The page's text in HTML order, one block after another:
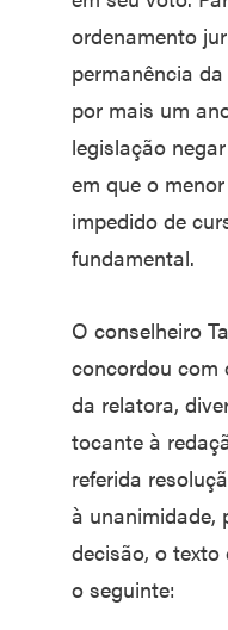
ordenamento
permanência
por mais um
legislação
em que o
impedido de
fundamental.
O conselheiro
concordou com
da relatora,
tocante à
referida
à unanimidade,
decisão, o
o seguinte: